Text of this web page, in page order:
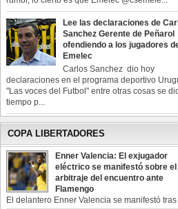
Lee las declaraciones de
Sanchez Gerente de Peñarol
ofendiendo a los jugadores
Emelec
Carlos Sanchez dio hoy
declaraciones en el programa deportivo
"Las voces del Futbol" entre otras cosas se
tiempo p...
COPA LIBERTADORES
Enner Valencia: El exjugador
eléctrico se manifestó sobre el
arbitraje del encuentro ante
Flamengo
El delantero Enner Valencia se manifestó tras